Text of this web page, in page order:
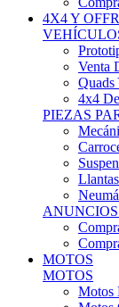
4X4 Y
Venta
Quads
4x4
PIEZAS
Llantas
MOTOS
MOTOS
Motos